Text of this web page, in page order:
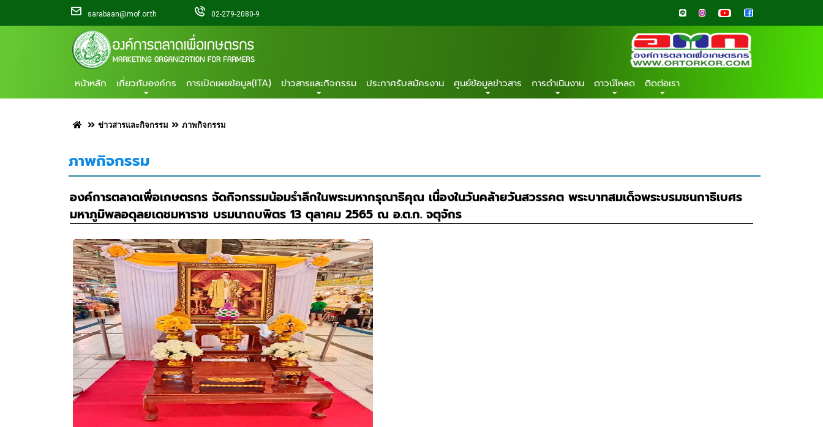
sarabaan@mof.or.th 02-279-2080-9
หน้าหลัก เกี่ยวกับองค์กร การเปิดเผยข้อมูล(ITA) ข่าวสารและกิจกรรม ประกาศรับสมัครงาน ศูนย์ข้อมูลข่าวสาร การดำเนินงาน ดาวน์โหลด ติดต่อเรา
ข่าวสารและกิจกรรม ภาพกิจกรรม
ภาพกิจกรรม
องค์การตลาดเพื่อเกษตรกร จัดกิจกรรมน้อมรำลึกในพระมหากรุณาธิคุณ เนื่องในวันคล้ายวันสวรรคต พระบาทสมเด็จพระบรมชนกาธิเบศร
มหาภูมิพลอดุลยเดชมหาราช บรมนาถบพิตร 13 ตุลาคม 2565 ณ อ.ต.ก. จตุจักร